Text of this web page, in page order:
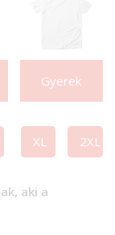
Gyerek
XL 2XL
aki a